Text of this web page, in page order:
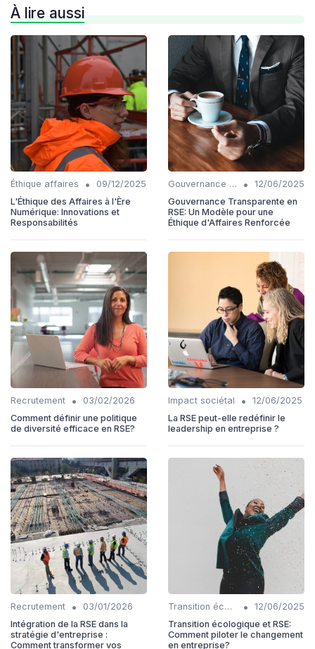
À lire aussi
Éthique affaires •
09/12/2025
L'Éthique des Affaires à l'Ère
Numérique: Innovations et
Responsabilités
Gouvernance transparente •
12/06/2025
Gouvernance Transparente en
RSE: Un Modèle pour une
Éthique d'Affaires Renforcée
Recrutement •
03/02/2026
Comment définir une politique
de diversité efficace en RSE?
Impact sociétal •
12/06/2025
La RSE peut-elle redéfinir le
leadership en entreprise ?
Recrutement •
03/01/2026
Intégration de la RSE dans la
stratégie d'entreprise :
Comment transformer vos
Transition écologique •
12/06/2025
Transition écologique et RSE:
Comment piloter le changement
en entreprise?